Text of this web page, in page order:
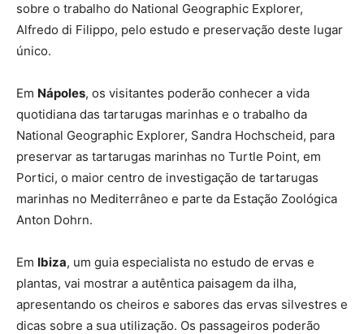
sobre o trabalho do National Geographic Explorer,
Alfredo di Filippo, pelo estudo e preservação deste lugar
único.
Em Nápoles, os visitantes poderão conhecer a vida
quotidiana das tartarugas marinhas e o trabalho da
National Geographic Explorer, Sandra Hochscheid, para
preservar as tartarugas marinhas no Turtle Point, em
Portici, o maior centro de investigação de tartarugas
marinhas no Mediterrâneo e parte da Estação Zoológica
Anton Dohrn.
Em Ibiza, um guia especialista no estudo de ervas e
plantas, vai mostrar a autêntica paisagem da ilha,
apresentando os cheiros e sabores das ervas silvestres e
dicas sobre a sua utilização. Os passageiros poderão